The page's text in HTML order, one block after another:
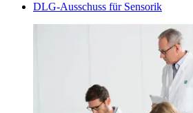
DLG-Ausschuss für Sensorik